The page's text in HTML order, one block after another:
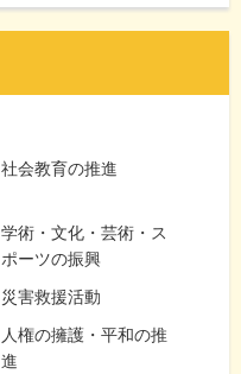
社会教育の推進
学術・文化・芸術・ス
ポーツの振興
災害救援活動
人権の擁護・平和の推
進